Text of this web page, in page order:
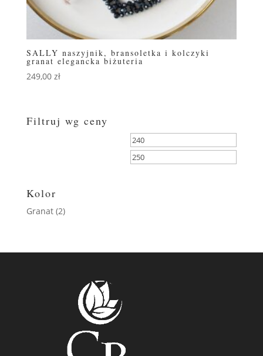
SALLY naszyjnik, bransoletka i kolczyki
granat elegancka biżuteria
249,00 zł
Filtruj wg ceny
Cena
min
Kolor
Granat (2)